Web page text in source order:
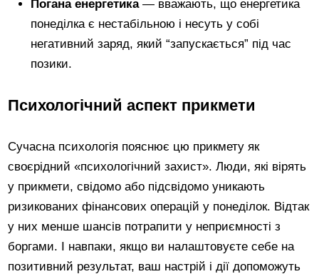
Погана енергетика— вважають, що енергетика
понеділка є нестабільною і несуть у собі
негативний заряд, який “запускається” під час
позики.
Психологічний аспект прикмети
Сучасна психологія пояснює цю прикмету як
своєрідний «психологічний захист». Люди, які вірять
у прикмети, свідомо або підсвідомо уникають
ризикованих фінансових операцій у понеділок. Відтак
у них менше шансів потрапити у неприємності з
боргами. І навпаки, якщо ви налаштовуєте себе на
позитивний результат, ваш настрій і дії допоможуть